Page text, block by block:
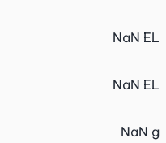
NaN EL
NaN EL
NaN g